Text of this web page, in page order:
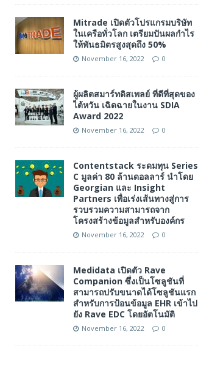
Mitrade เปิดตัวโปรแกรมบริษัท
ในเครือทั่วโลก เตรียมปันผลกำไร
ให้พันธมิตรสูงสุดถึง 50%
November 16, 2022 0
ผู้ผลิตสมาร์ทดิสเพลย์ ที่ดีที่สุดของ
ไต้หวัน เฉิดฉายในงาน SDIA
Award 2022
November 16, 2022 0
Contentstack ระดมทุน Series
C มูลค่า 80 ล้านดอลลาร์ นำโดย
Georgian และ Insight
Partners เพื่อเร่งเส้นทางสู่การ
รวบรวมความสามารถจาก
โครงสร้างข้อมูลสำหรับองค์กร
November 16, 2022 0
Medidata เปิดตัว Rave
Companion ซึ่งเป็นโซลูชันที่
สามารถปรับขนาดได้โซลูชันแรก
สำหรับการป้อนข้อมูล EHR เข้าไป
ยัง Rave EDC โดยอัตโนมัติ
November 16, 2022 0